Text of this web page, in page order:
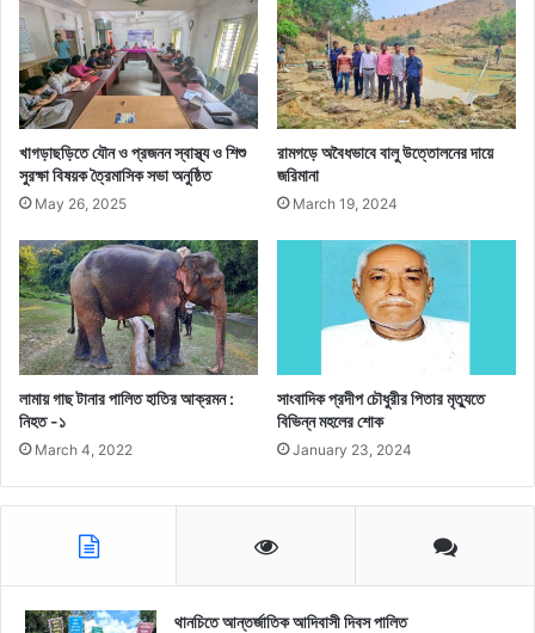
খাগড়াছড়িতে যৌন ও প্রজনন স্বাস্থ্য ও শিশু
সুরক্ষা বিষয়ক ত্রৈমাসিক সভা অনুষ্ঠিত
May 26, 2025
রামগড়ে অবৈধভাবে বালু উত্তোলনের দায়ে
জরিমানা
March 19, 2024
লামায় গাছ টানার পালিত হাতির আক্রমন :
নিহত -১
March 4, 2022
সাংবাদিক প্রদীপ চৌধুরীর পিতার মৃত্যুতে
বিভিন্ন মহলের শোক
January 23, 2024
থানচিতে আন্তর্জাতিক আদিবাসী দিবস পালিত